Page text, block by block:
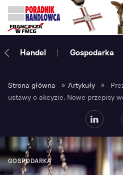
Handel Gospodarka
Strona główna » Artykuły »
ustawy o akcyzie. Nowe przepisy
GOSPODARKA